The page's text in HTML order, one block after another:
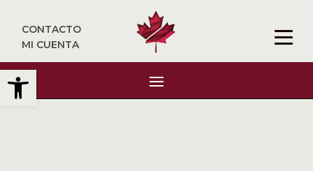
Abrir barra de herramientas
CONTACTO
MI CUENTA